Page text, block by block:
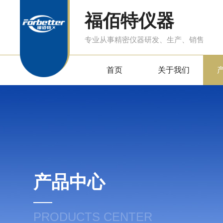
福佰特仪器
专业从事精密仪器研发、生产、销售
首页 关于我们
产品中心
PRODUCTS CENTER